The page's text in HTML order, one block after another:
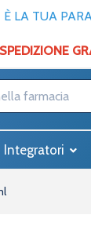
È LA TUA
SPEDIZIONE
Integratori